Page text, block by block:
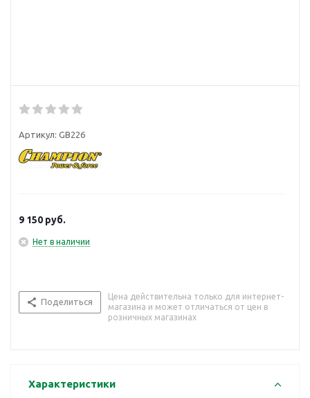
Артикул: GB226
9 150 руб.
Нет в наличии
Поделиться
Цена действительна только для интернет-
магазина и может отличаться от цен в
розничных магазинах
Характеристики